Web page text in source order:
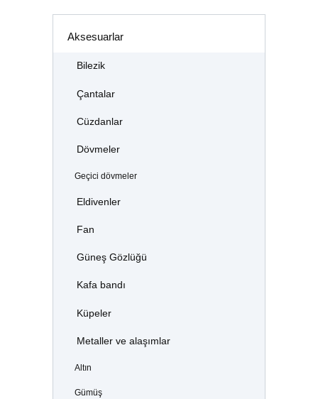
Aksesuarlar
Bilezik
Çantalar
Cüzdanlar
Dövmeler
Geçici dövmeler
Eldivenler
Fan
Güneş Gözlüğü
Kafa bandı
Küpeler
Metaller ve alaşımlar
Altın
Gümüş